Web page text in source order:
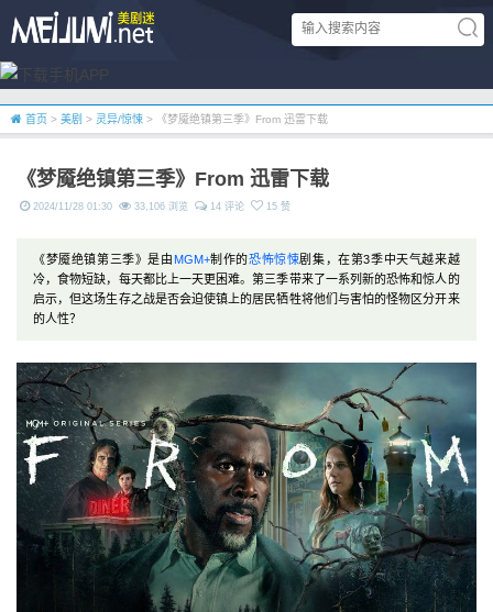
首页 > 美剧 > 灵异/惊悚 > 《梦魇绝镇第三季》From 迅雷下载
《梦魇绝镇第三季》From 迅雷下载
2024/11/28 01:30 33,106 浏览 14 评论 15 赞
《梦魇绝镇第三季》是由 MGM+制作的恐怖惊悚剧集，在第3季中天气越来越
冷，食物短缺，每天都比上一天更困难。第三季带来了一系列新的恐怖和惊人的
启示，但这场生存之战是否会迫使镇上的居民牺牲将他们与害怕的怪物区分开来
的人性？